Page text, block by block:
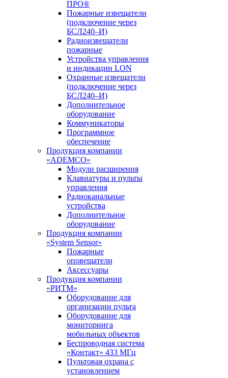
ПРО®
Пожарные извещатели
(подключение через
БСЛ240–И)
Радиоизвещатели
пожарные
Устройства управления
и индикации LON
Охранные извещатели
(подключение через
БСЛ240–И)
Дополнительное
оборудование
Коммуникаторы
Программное
обеспечение
Продукция компании
«ADEMCO»
Модули расширения
Клавиатуры и пульты
управления
Радиоканальные
устройства
Дополнительное
оборудование
Продукция компании
«System Sensor»
Пожарные
оповещатели
Аксессуары
Продукция компании
«РИТМ»
Оборудование для
организации пульта
Оборудование для
мониторинга
мобильных объектов
Беспроводная система
«Контакт» 433 МГц
Пультовая охрана с
установлением